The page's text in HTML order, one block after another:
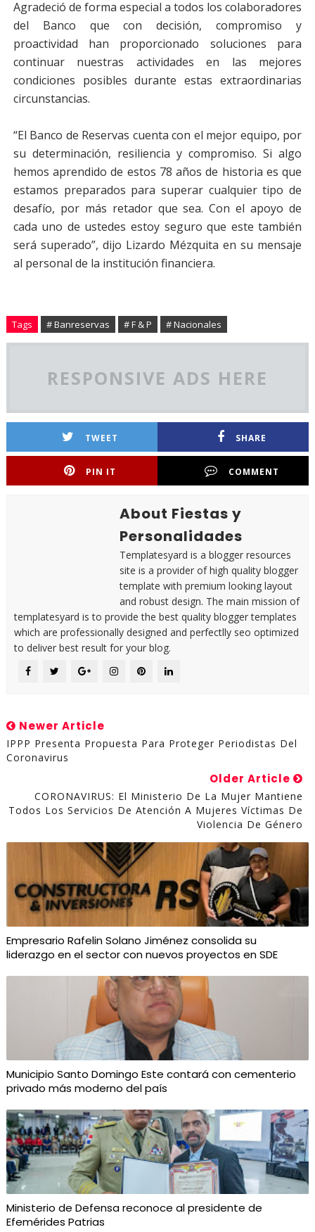
Agradeció de forma especial a todos los colaboradores
del Banco que con decisión, compromiso y
proactividad han proporcionado soluciones para
continuar nuestras actividades en las mejores
condiciones posibles durante estas extraordinarias
circunstancias.
“El Banco de Reservas cuenta con el mejor equipo, por
su determinación, resiliencia y compromiso. Si algo
hemos aprendido de estos 78 años de historia es que
estamos preparados para superar cualquier tipo de
desafío, por más retador que sea. Con el apoyo de
cada uno de ustedes estoy seguro que este también
será superado”, dijo Lizardo Mézquita en su mensaje
al personal de la institución financiera.
Tags # Banreservas # F & P # Nacionales
RESPONSIVE ADS HERE
TWEET SHARE
PIN IT COMMENT
About Fiestas y
Personalidades
Templatesyard is a blogger resources
site is a provider of high quality blogger
template with premium looking layout
and robust design. The main mission of
templatesyard is to provide the best quality blogger templates
which are professionally designed and perfectlly seo optimized
to deliver best result for your blog.
Newer Article
IPPP Presenta Propuesta Para Proteger Periodistas Del
Coronavirus
Older Article
CORONAVIRUS: El Ministerio De La Mujer Mantiene
Todos Los Servicios De Atención A Mujeres Víctimas De
Violencia De Género
Empresario Rafelin Solano Jiménez consolida su
liderazgo en el sector con nuevos proyectos en SDE
Municipio Santo Domingo Este contará con cementerio
privado más moderno del país
Ministerio de Defensa reconoce al presidente de
Efemérides Patrias